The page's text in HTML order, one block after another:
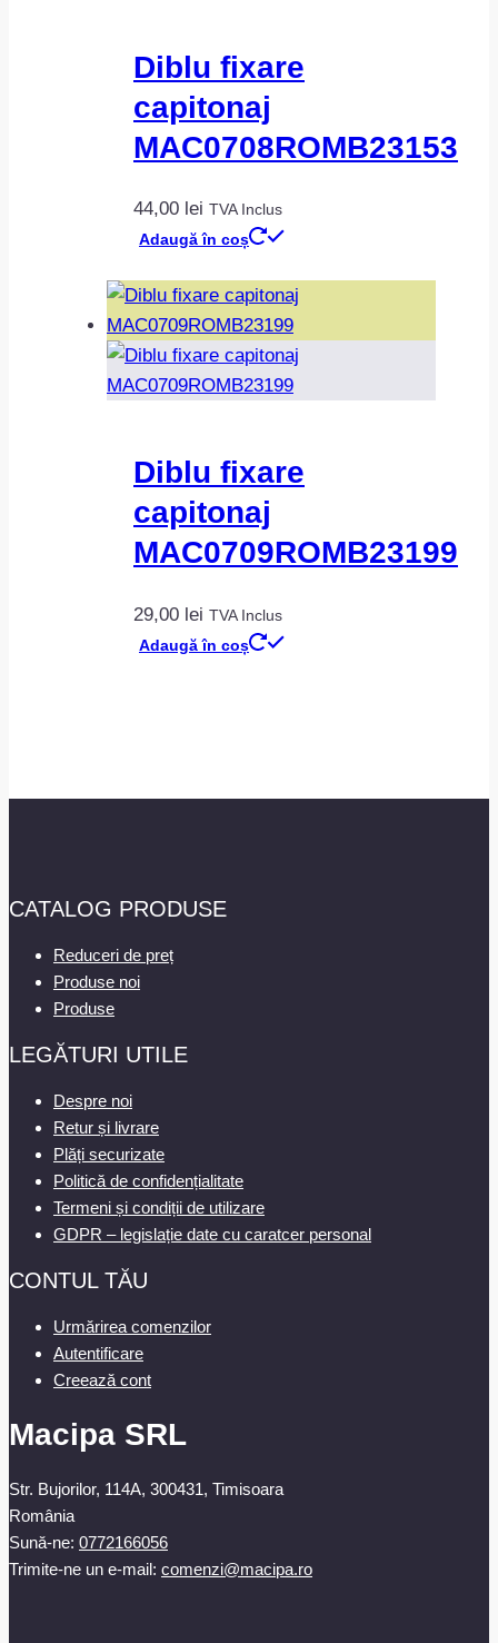
Diblu fixare
capitonaj
MAC0708ROMB23153
44,00 lei TVA Inclus
Adaugă în coș
Diblu fixare
capitonaj
MAC0709ROMB23199
29,00 lei TVA Inclus
Adaugă în coș
CATALOG PRODUSE
Reduceri de preț
Produse noi
Produse
LEGĂTURI UTILE
Despre noi
Retur și livrare
Plăți securizate
Politică de confidențialitate
Termeni și condiții de utilizare
GDPR – legislație date cu caratcer personal
CONTUL TĂU
Urmărirea comenzilor
Autentificare
Creează cont
Macipa SRL
Str. Bujorilor, 114A, 300431, Timisoara
România
Sună-ne: 0772166056
Trimite-ne un e-mail: comenzi@macipa.ro